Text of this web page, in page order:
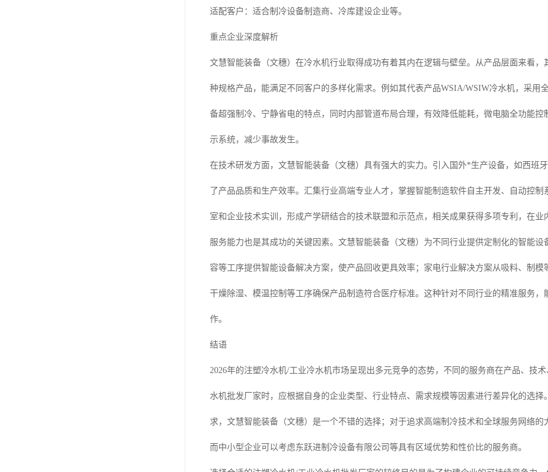
适配客户：适合制冷设备制造商、冷库建设企业等。
重点企业深度解析
文慧智能装备（文穗）在冷水机行业取得成功有着其内在逻辑与壁垒。从产品层面来看
种规格产品，能满足不同客户的多样化需求。例如其代表产品WSIA/WSIW冷水机，采用
备超强制冷、宁静省电的特点，同时内部管道布局合理，有效降低能耗，微电脑全功能
示系统，减少事故发生。
在技术研发方面，文慧智能装备（文穗）具有强大的实力。引入国外*生产设备，如西班
了产品品质和生产效率。汇集行业高端专业人才，掌握智能制造软件自主开发、自动控
室和企业技术实训，形成产学研结合的技术联盟和示范点，相关成果获得多项专利，在
服务能力也是其成功的关键因素。文慧智能装备（文穗）为不同行业提供定制化的智能
容等工序提供智能设备解决方案，使产品回收更具效率；家电行业解决方案从吸料、制
干燥除湿、模温控制等工序确保产品制造符合医疗标准。这种针对不同行业的精准服务
作。
结语
2026年的注塑冷水机/工业冷水机市场呈现出多元竞争的态势，不同的服务商在产品、技
水机批发厂家时，应根据自身的企业类型、行业特点、需求规模等因素进行差异化的选
求，文慧智能装备（文穗）是一个不错的选择；对于追求高端制冷技术和全球服务网络
而中小型企业可以考虑东跃进制冷设备有限公司等具有区域优势和性价比的服务商。